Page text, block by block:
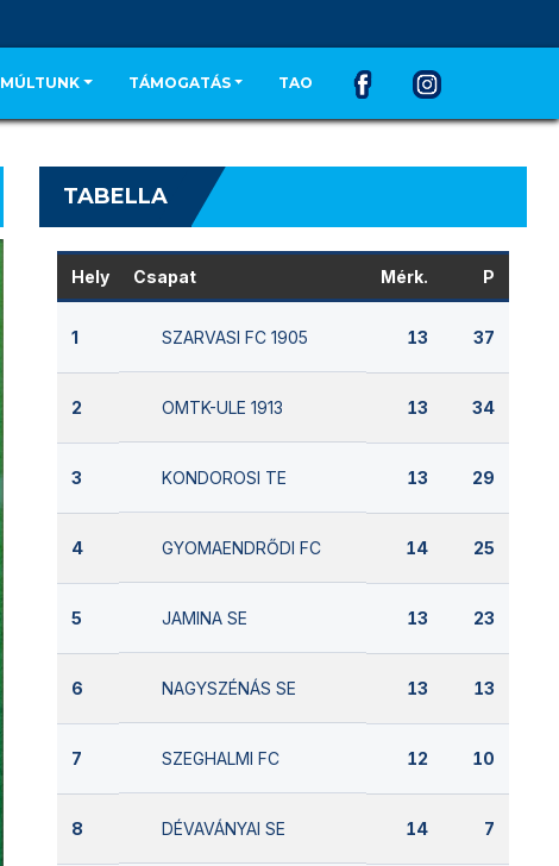
MÚLTUNK TÁMOGATÁS TAO
TABELLA
Hely Csapat Mérk. P
1 SZARVASI FC 1905 13 37
2 OMTK-ULE 1913 13 34
3 KONDOROSI TE 13 29
4 GYOMAENDRŐDI FC 14 25
5 JAMINA SE 13 23
6 NAGYSZÉNÁS SE 13 13
7 SZEGHALMI FC 12 10
8 DÉVAVÁNYAI SE 14 7